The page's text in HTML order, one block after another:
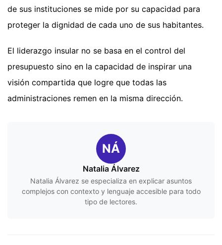
de sus instituciones se mide por su capacidad para
proteger la dignidad de cada uno de sus habitantes.
El liderazgo insular no se basa en el control del
presupuesto sino en la capacidad de inspirar una
visión compartida que logre que todas las
administraciones remen en la misma dirección.
NÁ
Natalia Álvarez
Natalia Álvarez se especializa en explicar asuntos
complejos con contexto y lenguaje accesible para todo
tipo de lectores.